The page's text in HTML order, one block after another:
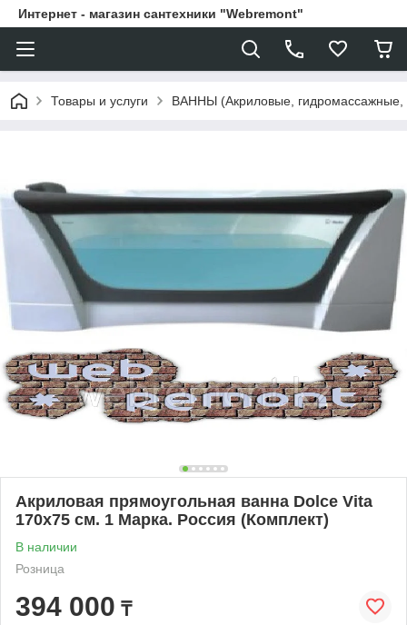
Интернет - магазин сантехники "Webremont"
Товары и услуги ВАННЫ (Акриловые,
Акриловая прямоугольная ванна Dolce Vita
170х75 см. 1 Марка. Россия (Комплект)
В наличии
Розница
394 000 ₸